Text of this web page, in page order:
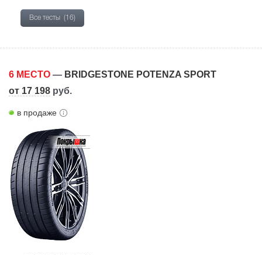
Все тесты (16)
6 МЕСТО — BRIDGESTONE POTENZA SPORT
от 17 198 руб.
в продаже